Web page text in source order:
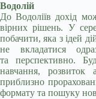
Водолій
До Водоліїв дохід
вірних рішень. У
побачити, яка з ідей
не вкладатися
та перспективно.
навчання,
приблизно
формату та пошуку